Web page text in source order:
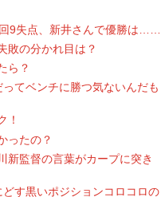
9失点、新井さんで優勝は……
敗の分かれ目は？
ら？
てベンチに勝つ気ないんだも
！
ったの？
新監督の言葉がカープに突き
す黒いポジションコロコロの